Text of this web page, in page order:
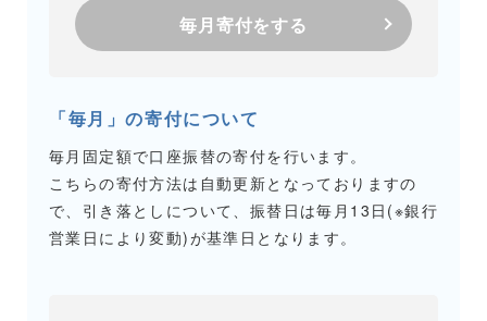
毎月寄付をする
「毎月」の寄付について
毎月固定額で口座振替の寄付を行います。
こちらの寄付方法は自動更新となっておりますの
で、引き落としについて、振替日は毎月13日(※銀行
営業日により変動)が基準日となります。